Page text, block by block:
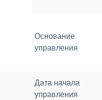
Основание
управления
Дата начала
управления